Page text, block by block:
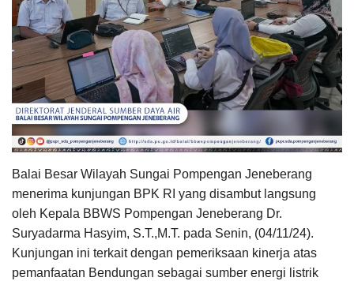
Balai Besar Wilayah Sungai Pompengan Jeneberang
menerima kunjungan BPK RI yang disambut langsung
oleh Kepala BBWS Pompengan Jeneberang Dr.
Suryadarma Hasyim, S.T.,M.T. pada Senin, (04/11/24).
Kunjungan ini terkait dengan pemeriksaan kinerja atas
pemanfaatan Bendungan sebagai sumber energi listrik